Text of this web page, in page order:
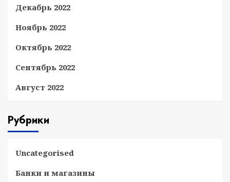
Декабрь 2022
Ноябрь 2022
Октябрь 2022
Сентябрь 2022
Август 2022
Рубрики
Uncategorised
Банки и магазины